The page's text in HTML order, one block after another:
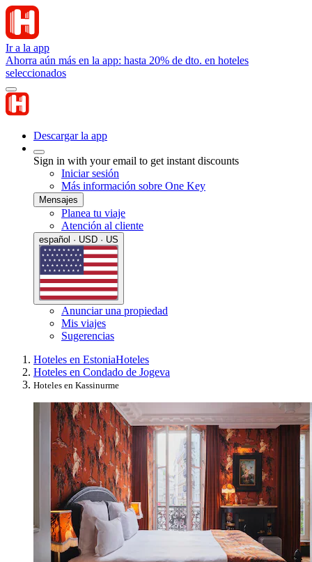
Ir a la app
Ahorra aún más en la app: hasta 20% de dto. en hoteles
seleccionados
Descargar la app
Sign in with your email to get instant discounts
Iniciar sesión
Más información sobre One Key
Mensajes
Planea tu viaje
Atención al cliente
español · USD · US
Anunciar una propiedad
Mis viajes
Sugerencias
Hoteles en EstoniaHoteles
Hoteles en Condado de Jogeva
Hoteles en Kassinurme